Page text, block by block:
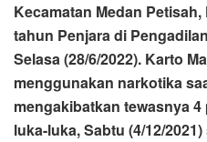
Kecamatan Medan
tahun Penjara di
Selasa (28/6/2022). Karto
menggunakan narkotika
mengakibatkan tewasnya
luka-luka, Sabtu (4/12/